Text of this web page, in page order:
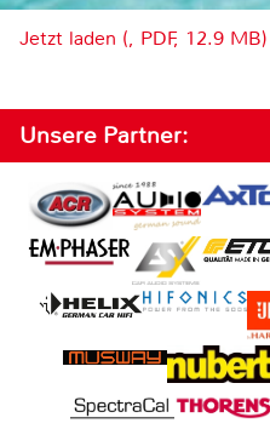
Jetzt laden (, PDF, 12.9 MB)
Unsere Partner: